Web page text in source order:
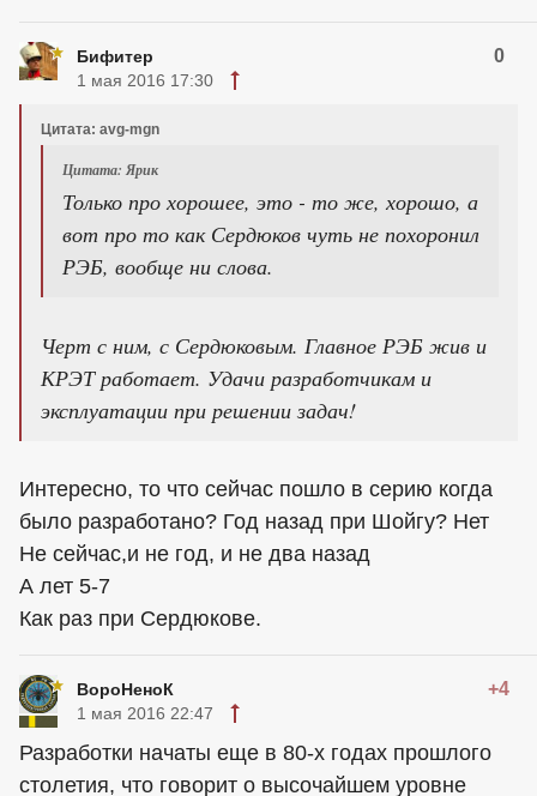
Бифитер 0
1 мая 2016 17:30
Цитата: avg-mgn
Цитата: Ярик
Только про хорошее, это - то же, хорошо, а
вот про то как Сердюков чуть не похоронил
РЭБ, вообще ни слова.
Черт с ним, с Сердюковым. Главное РЭБ жив и
КРЭТ работает. Удачи разработчикам и
эксплуатации при решении задач!
Интересно, то что сейчас пошло в серию когда
было разработано? Год назад при Шойгу? Нет
Не сейчас,и не год, и не два назад
А лет 5-7
Как раз при Сердюкове.
ВороНеноК +4
1 мая 2016 22:47
Разработки начаты еще в 80-х годах прошлого
столетия, что говорит о высочайшем уровне